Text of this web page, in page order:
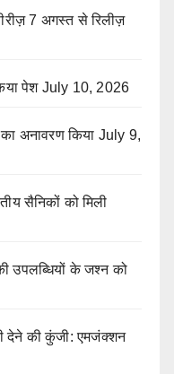
7 अगस्त से रिलीज़
पेश July 10, 2026
अनावरण किया July 9,
सैनिकों को मिली
उपलब्धियों के जश्न को
देने की कुंजी: एमजंक्शन